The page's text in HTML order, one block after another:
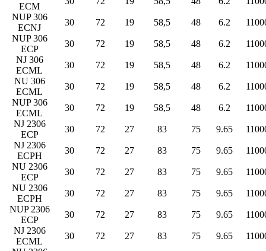
ECM
NUP 306
ECNJ
30 72 19 58,5 48 6.2
NUP 306
ECP
30 72 19 58,5 48 6.2
NJ 306
ECML
30 72 19 58,5 48 6.2
NU 306
ECML
30 72 19 58,5 48 6.2
NUP 306
ECML
30 72 19 58,5 48 6.2
NJ 2306
ECP
30 72 27 83 75 9.65
NJ 2306
ECPH
30 72 27 83 75 9.65
NU 2306
ECP
30 72 27 83 75 9.65
NU 2306
ECPH
30 72 27 83 75 9.65
NUP 2306
ECP
30 72 27 83 75 9.65
NJ 2306
ECML
30 72 27 83 75 9.65